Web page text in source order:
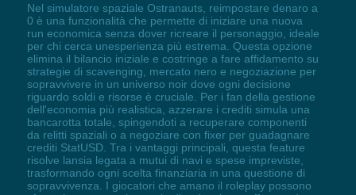
Nel simulatore spaziale Ostranauts, reimpostare denaro a
0 è una funzionalità che permette di iniziare una nuova
run economica senza dover ricreare il personaggio, ideale
per chi cerca unesperienza più estrema. Questa opzione
elimina il bilancio iniziale e costringe a fare affidamento su
strategie di scavenging, mercato nero e negoziazione per
sopravvivere in un universo noir dove ogni decisione
riguardo soldi e risorse è cruciale. Per i fan della gestione
dell'economia più realistica, azzerare i crediti simula una
bancarotta totale, spingendoti a recuperare componenti
da relitti spaziali o a negoziare con fixer per guadagnare
crediti StatUSD. Tra i vantaggi principali, questa feature
risolve lansia legata a mutui di navi e spese impreviste,
trasformando ogni scelta finanziaria in una questione di
sopravvivenza. I giocatori che amano il roleplay possono